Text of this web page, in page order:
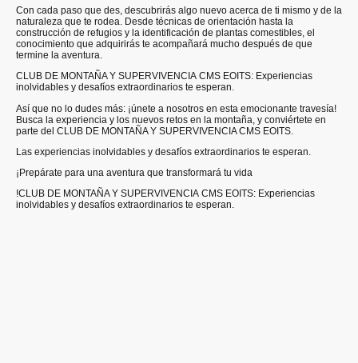
Con cada paso que des, descubrirás algo nuevo acerca de ti mismo y de la
naturaleza que te rodea. Desde técnicas de orientación hasta la
construcción de refugios y la identificación de plantas comestibles, el
conocimiento que adquirirás te acompañará mucho después de que
termine la aventura.
CLUB DE MONTAÑA Y SUPERVIVENCIA CMS EOITS: Experiencias
inolvidables y desafíos extraordinarios te esperan.
Así que no lo dudes más: ¡únete a nosotros en esta emocionante travesía!
Busca la experiencia y los nuevos retos en la montaña, y conviértete en
parte del CLUB DE MONTAÑA Y SUPERVIVENCIA CMS EOITS.
Las experiencias inolvidables y desafíos extraordinarios te esperan.
¡Prepárate para una aventura que transformará tu vida
!CLUB DE MONTAÑA Y SUPERVIVENCIA CMS EOITS: Experiencias
inolvidables y desafíos extraordinarios te esperan.